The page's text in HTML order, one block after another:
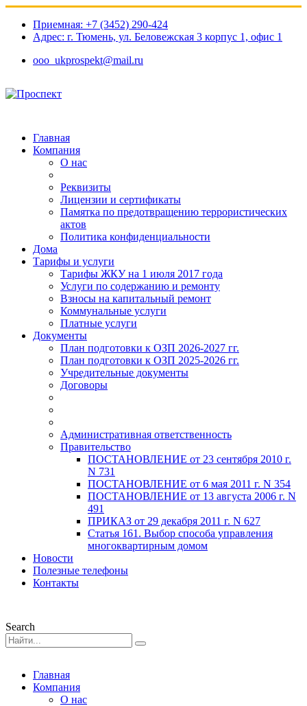
Приемная: +7 (3452) 290-424
Адрес: г. Тюмень, ул. Беловежская 3 корпус 1, офис 1​
ooo_ukprospekt@mail.ru
Главная
Компания
О нас
Реквизиты
Лицензии и сертификаты
Памятка по предотвращению террористических
актов
Политика конфиденциальности
Дома
Тарифы и услуги
Тарифы ЖКУ на 1 июля 2017 года
Услуги по содержанию и ремонту
Взносы на капитальный ремонт
Коммунальные услуги
Платные услуги
Документы
План подготовки к ОЗП 2026-2027 гг.
План подготовки к ОЗП 2025-2026 гг.
Учредительные документы
Договоры
Административная ответственность
Правительство
ПОСТАНОВЛЕНИЕ от 23 сентября 2010 г.
N 731
ПОСТАНОВЛЕНИЕ от 6 мая 2011 г. N 354
ПОСТАНОВЛЕНИЕ от 13 августа 2006 г. N
491
ПРИКАЗ от 29 декабря 2011 г. N 627
Статья 161. Выбор способа управления
многоквартирным домом
Новости
Полезные телефоны
Контакты
Search
Главная
Компания
О нас